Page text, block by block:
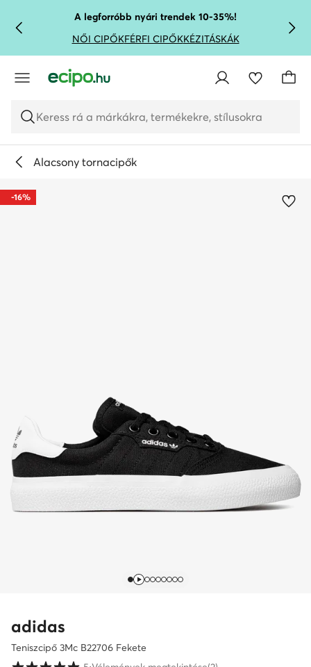
UGRÁS A FŐ TARTALOMRA
UGRÁS A KERESÉSHEZA legforróbb nyári trendek 10-35%!
NŐI CIPŐKFÉRFI CIPŐKKÉZITÁSKÁK
Keress rá a márkákra, termékekre, stílusokra
Alacsony tornacipők
-16%
adidas
Teniszcipő 3Mc B22706 Fekete